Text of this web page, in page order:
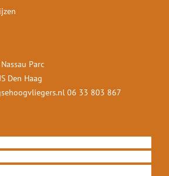
Parc
Den Haag
06 33 803 867